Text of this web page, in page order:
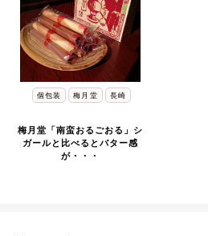
個包装 梅月堂 長崎
梅月堂「南蛮おるごおる」シ
ガールと比べるとバター感
が・・・